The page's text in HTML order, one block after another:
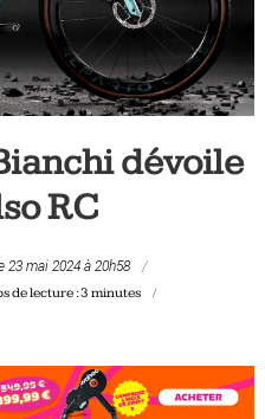
dévoile
RC
23 mai 2024 à 20h58
de lecture :3 minutes